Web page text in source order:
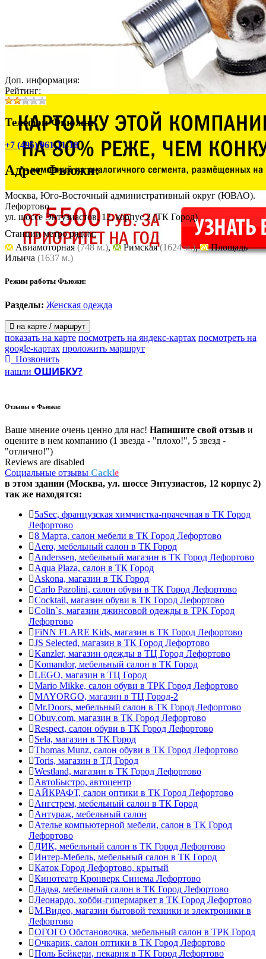
Доп. информация:
Рейтинг:
Телефон Фьюжн:
+7 (495) 961-11-18
АдресФьюжн:
Москва, Юго-Восточный административный округ (ЮВАО).
Лефортово
ул. шоссе Энтузиастов, 12, корпус 2(ТК Город)
Станции метро рядом:
Авиамоторная(748 м.), Римская(1624 м.),
Площадь
Ильича (1637 м.)
Режим работы Фьюжн:
Разделы: Женская одежда
на карте / маршрут
показать на карте посмотреть на яндекс-картах посмотреть на
google-картах проложить маршрут
Позвонить
нашли ОШИБКУ?
Отзывы о Фьюжн:
Ваше мнение очень ценно для нас! Напишите свой отзыв и
оцените в нем компанию (1 звезда - "плохо!", 5 звезд -
"отлично!")
Reviews are disabled
Социальные отзывы Cackle
в этом здании (Москва, ул. шоссе Энтузиастов, 12 корпус 2)
так же находятся:
5aSec, французская химчистка-прачечная в ТК Город
Лефортово
8 Марта, салон мебели в ТК Город Лефортово
Aero, мебельный салон в ТК Город
Anderssen, мебельный магазин в ТК Город Лефортово
Aqua Plaza, салон в ТК Город
Askona, магазин в ТК Город
Carlo Pazolini, салон обуви в ТК Город Лефортово
Cocktail, магазин обуви в ТК Город Лефортово
Colin`s, магазин джинсовой одежды в ТРК Город
Лефортово
FiNN FLARE Kids, магазин в ТК Город Лефортово
JS Selected, магазин в ТК Город Лефортово
Kanzler, магазин одежды в ТЦ Город Лефортово
Komandor, мебельный салон в ТК Город
LEGO, магазин в ТЦ Город
Mario Mikke, салон обуви в ТРК Город Лефортово
MAYORGO, магазин в ТЦ Город-2
Mr.Doors, мебельный салон в ТК Город Лефортово
Obuv.com, магазин в ТК Город Лефортово
Respect, салон обуви в ТК Город Лефортово
Sela, магазин в ТК Город
Thomas Munz, салон обуви в ТК Город Лефортово
Toris, магазин в ТД Город
Westland, магазин в ТК Город Лефортово
АвтоБыстро, автоцентр
АЙКРАФТ, салон оптики в ТК Город Лефортово
Ангстрем, мебельный салон в ТК Город
Антураж, мебельный салон
Ателье компьютерной мебели, салон в ТК Город
Лефортово
ДИК, мебельный салон в ТК Город Лефортово
Интер-Мебель, мебельный салон в ТК Город
Каток Город Лефортово, крытый
Кинотеатр Кронверк Синема Лефортово
Ладья, мебельный салон в ТК Город Лефортово
Леонардо, хобби-гипермаркет в ТК Город Лефортово
М.Видео, магазин бытовой техники и электроники в
Лефортово
ОГОГО Обстановочка, мебельный салон в ТРК Город
Очкарик, салон оптики в ТК Город Лефортово
Поль Бейкери, пекарня в ТК Город Лефортово